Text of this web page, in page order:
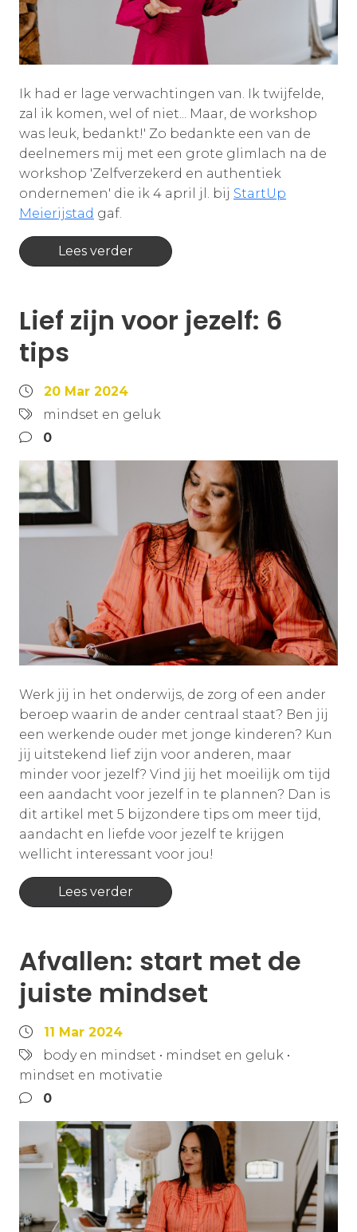
Ik had er lage verwachtingen van. Ik twijfelde,
zal ik komen, wel of niet... Maar, de workshop
was leuk, bedankt!' Zo bedankte een van de
deelnemers mij met een grote glimlach na de
workshop 'Zelfverzekerd en authentiek
ondernemen' die ik 4 april jl. bij StartUp
Meierijstad gaf.
Lees verder
Lief zijn voor jezelf: 6
tips
20 Mar 2024
mindset en geluk
0
Werk jij in het onderwijs, de zorg of een ander
beroep waarin de ander centraal staat? Ben jij
een werkende ouder met jonge kinderen? Kun
jij uitstekend lief zijn voor anderen, maar
minder voor jezelf? Vind jij het moeilijk om tijd
een aandacht voor jezelf in te plannen? Dan is
dit artikel met 5 bijzondere tips om meer tijd,
aandacht en liefde voor jezelf te krijgen
wellicht interessant voor jou!
Lees verder
Afvallen: start met de
juiste mindset
11 Mar 2024
body en mindset • mindset en geluk •
mindset en motivatie
0